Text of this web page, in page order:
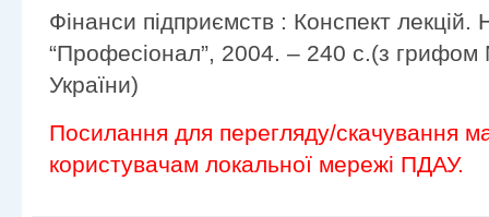
Фінанси підприємств : Конспект
“Професіонал”, 2004. – 240 с.(з грифом
України)
Посилання для перегляду/скачування
користувачам локальної мережі ПДАУ.